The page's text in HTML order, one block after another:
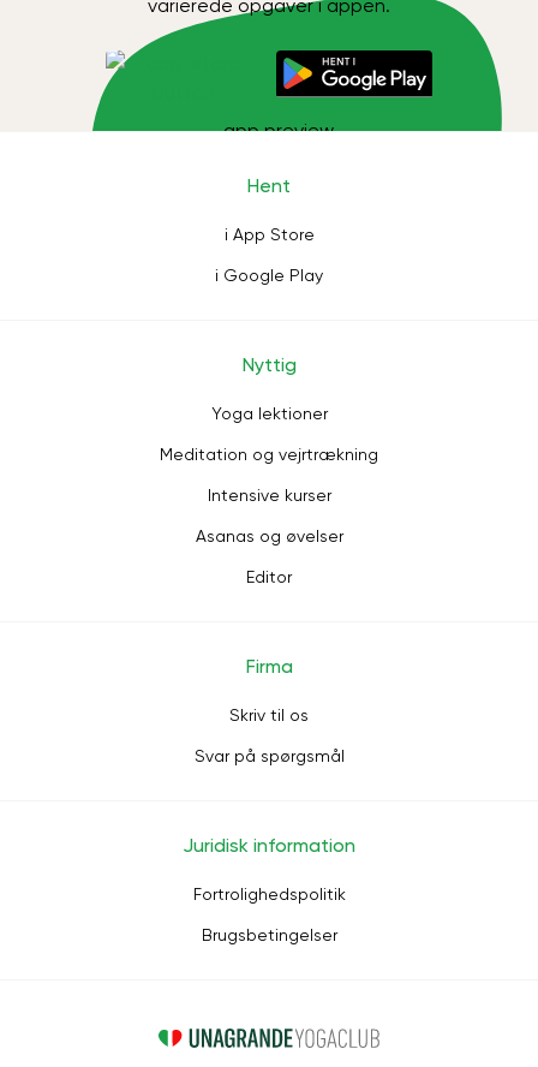
varierede opgaver i appen.
Hent
i App Store
i Google Play
Nyttig
Yoga lektioner
Meditation og vejrtrækning
Intensive kurser
Asanas og øvelser
Editor
Firma
Skriv til os
Svar på spørgsmål
Juridisk information
Fortrolighedspolitik
Brugsbetingelser